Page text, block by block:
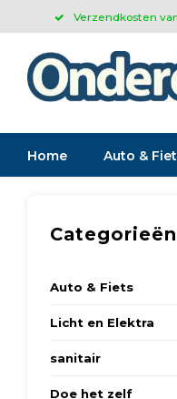
Verzendkosten
Home Auto &
Categorieën
Auto & Fiets
Licht en Elektra
sanitair
Doe het zelf